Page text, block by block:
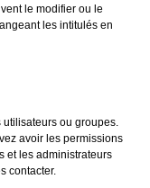
le modifier ou le
les intitulés en
utilisateurs ou groupes.
avoir les permissions
et les administrateurs
contacter.